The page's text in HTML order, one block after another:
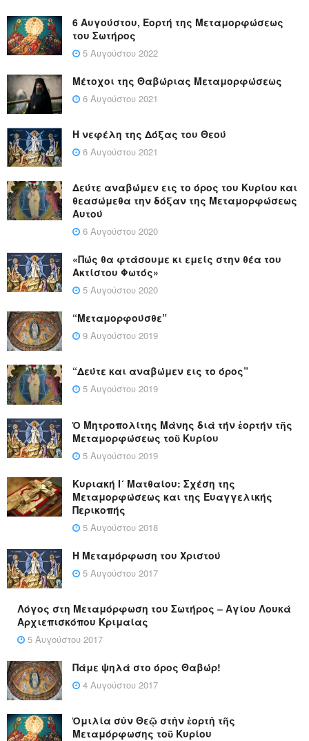
6 Αυγούστου, Εορτή της Μεταμορφώσεως
του Σωτήρος
5 Αυγούστου 2022
Μέτοχοι της Θαβώριας Μεταμορφώσεως
6 Αυγούστου 2021
Η νεφέλη της Δόξας του Θεού
6 Αυγούστου 2021
Δεύτε αναβώμεν εις το όρος του Κυρίου και
θεασώμεθα την δόξαν της Μεταμορφώσεως
Αυτού
6 Αυγούστου 2020
«Πώς θα φτάσουμε κι εμείς στην θέα του
Ακτίστου Φωτός»
5 Αυγούστου 2020
“Μεταμορφούσθε”
9 Αυγούστου 2019
“Δεύτε και αναβώμεν εις το όρος”
5 Αυγούστου 2019
Ὁ Μητροπολίτης Μάνης διά τήν ἑορτήν τῆς
Μεταμορφώσεως τοῦ Κυρίου
5 Αυγούστου 2019
Κυριακή Ι´ Ματθαίου: Σχέση της
Μεταμορφώσεως και της Ευαγγελικής
Περικοπής
5 Αυγούστου 2018
Η Μεταμόρφωση του Χριστού
5 Αυγούστου 2017
Λόγος στη Μεταμόρφωση του Σωτήρος – Αγίου Λουκά
Αρχιεπισκόπου Κριμαίας
5 Αυγούστου 2017
Πάμε ψηλά στο όρος Θαβώρ!
4 Αυγούστου 2017
Ὁμιλία σὺν Θεῷ στὴν ἑορτὴ τῆς
Μεταμόρφωσης τοῦ Κυρίου